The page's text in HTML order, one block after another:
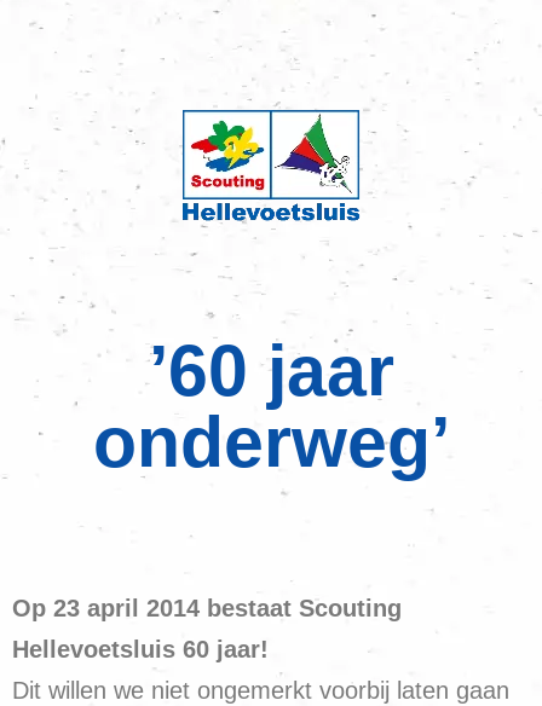
’60 jaar
onderweg’
Op 23 april 2014 bestaat Scouting
Hellevoetsluis 60 jaar!
Dit willen we niet ongemerkt voorbij laten gaan